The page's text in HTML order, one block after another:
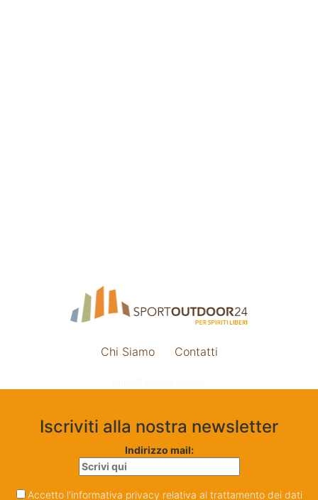
Chi Siamo Contatti
Iscriviti alla nostra newsletter
Indirizzo mail:
Accetto l'informativa privacy relativa al trattamento dei dati